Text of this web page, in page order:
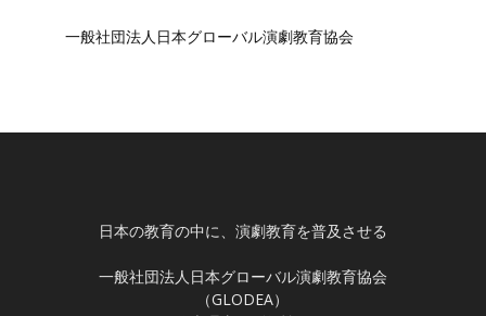
一般社団法人日本グローバル演劇教育協会
日本の教育の中に、演劇教育を普及させる
一般社団法人日本グローバル演劇教育協会
（GLODEA）